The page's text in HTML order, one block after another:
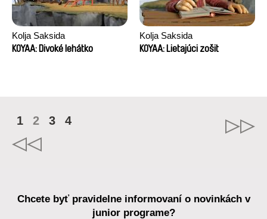
Kolja Saksida
KOYAA: Divoké lehátko
Kolja Saksida
KOYAA: Lietajúci zošit
1 2 3 4
Chcete byť pravidelne informovaní o novinkách v
junior programe?